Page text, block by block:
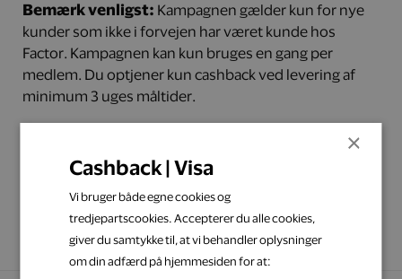
Bemærk venligst: Kampagnen gælder kun for nye
kunder som ikke i forvejen har været kunde hos
Factor. Kampagnen kan kun bruges en gang per
medlem. Du optjener kun cashback ved levering af
minimum 3 uges måltider.
×
Cashback | Visa
Vi bruger både egne cookies og
tredjepartscookies. Accepterer du alle cookies,
giver du samtykke til, at vi behandler oplysninger
om din adfærd på hjemmesiden for at: